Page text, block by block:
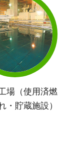
場（使用済燃
・貯蔵施設）